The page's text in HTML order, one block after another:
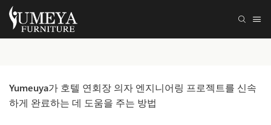
Yumeuya가 호텔 연회장 의자 엔지니어링 프로젝트를 신속
하게 완료하는 데 도움을 주는 방법